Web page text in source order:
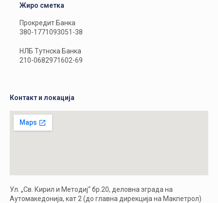
Жиро сметка
Прокредит Банка
380-1771093051-38
НЛБ Тутнска Банка
210-0682971602-69
Контакт и локација
Ул. „Св. Кирил и Методиј“ бр.20, деловна зграда на
Аутомакедонија, кат 2 (до главна дирекција на Макпетрол)